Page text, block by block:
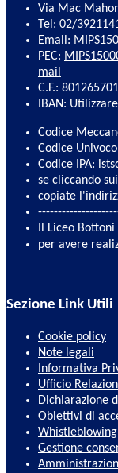
Via Mac
Tel: 02/
Email:
PEC:
mail
C.F.:
IBAN:
Codice
Codice
Codice IPA:
se cliccando
copiate
Il Liceo
per avere
Sezione Link Utili
Cookie policy
Note legali
Informativa
Ufficio
Dichiarazione
Obiettivi di
Whistleblowing
Gestione